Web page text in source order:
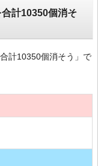
計10350個消そ
計10350個消そう」で